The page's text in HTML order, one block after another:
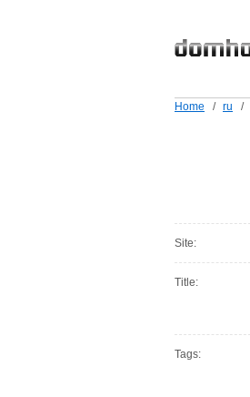
Home / ru /
Site:
Title:
Tags: